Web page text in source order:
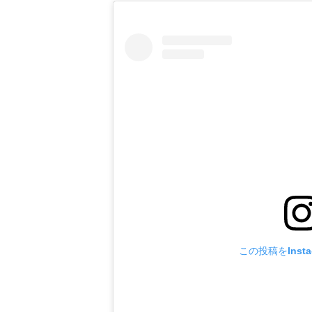
この投稿を